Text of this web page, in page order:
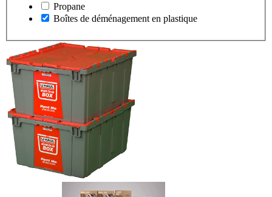
Propane
Boîtes de déménagement en plastique